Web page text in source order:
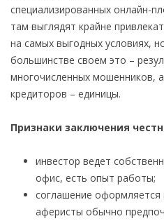
специализированных онлайн-
там выглядят крайне
на самых выгодных условиях,
большинстве своем это –
многочисленных мошенников,
кредиторов – единицы.
Признаки заключения
инвестор ведет
офис, есть опыт работы;
соглашение оформляется
аферисты обычно